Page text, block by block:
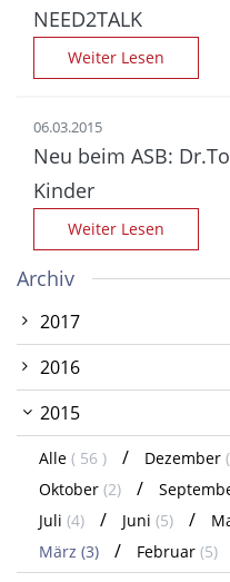
NEED2TALK
Weiter Lesen
06.03.2015
Neu beim ASB:
Kinder
Weiter Lesen
Archiv
2017
2016
2015
Alle ( 56 ) Dezember
Oktober (2)
Juli (4) Juni (5)
März (3) Februar (5)